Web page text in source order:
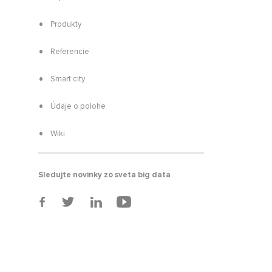
Produkty
Referencie
Smart city
Údaje o polohe
Wiki
Sledujte novinky zo sveta big data